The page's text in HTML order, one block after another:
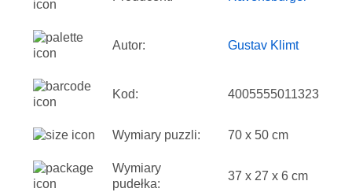
Autor: Gustav Klimt
Kod: 4005555011323
Wymiary puzzli: 70 x 50 cm
Wymiary
pudełka:
37 x 27 x 6 cm